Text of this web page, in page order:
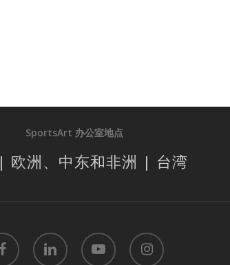
SportsArt 办公室地点
欧洲、中东和非洲 | 台湾
linkedin youtube instagram